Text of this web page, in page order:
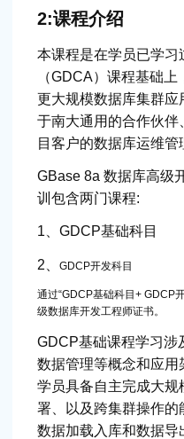
2:课程介绍
本课程是在学员已学
（GDCA）课程基础
更大规模数据库集群应
于南大通用的合作伙伴
目客户的数据库运维管
GBase 8a 数据库高级
训包含两门课程:
1、GDCP基础科目
2、 GDCP开发科目
通过“GDCP基础科目+ GDCP
级数据库开发工程师证书。
GDCP基础课程学习涉
数据管理等概念和应用
学员具备自主完成大规
署、以及跨集群操作的
数据加载入库和数据导